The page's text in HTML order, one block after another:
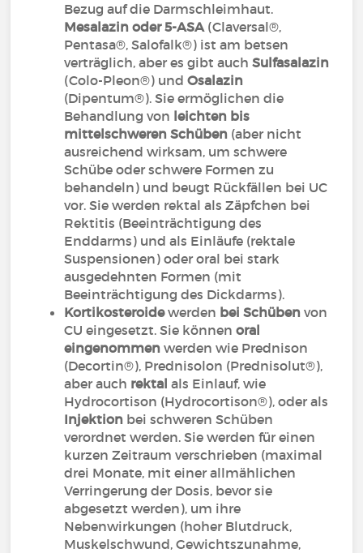
Bezug auf die Darmschleimhaut.
Mesalazin oder 5-ASA(Claversal®,
Pentasa®, Salofalk®) ist am betsen
verträglich, aber es gibt auch Sulfasalazin
(Colo-Pleon®) undOsalazin
(Dipentum®). Sie ermöglichen die
Behandlung von leichten bis
mittelschweren Schüben (aber nicht
ausreichend wirksam, um schwere
Schübe oder schwere Formen zu
behandeln) und beugt Rückfällen bei UC
vor. Sie werden rektal als Zäpfchen bei
Rektitis (Beeinträchtigung des
Enddarms) und als Einläufe (rektale
Suspensionen) oder oral bei stark
ausgedehnten Formen (mit
Beeinträchtigung des Dickdarms).
Kortikosteroidewerden bei Schüben von
CU eingesetzt. Sie könnenoral
eingenommen werden wie Prednison
(Decortin®), Prednisolon (Prednisolut®),
aber auch rektal als Einlauf, wie
Hydrocortison (Hydrocortison®), oder als
Injektion bei schweren Schüben
verordnet werden. Sie werden für einen
kurzen Zeitraum verschrieben (maximal
drei Monate, mit einer allmählichen
Verringerung der Dosis, bevor sie
abgesetzt werden), um ihre
Nebenwirkungen (hoher Blutdruck,
Muskelschwund, Gewichtszunahme,